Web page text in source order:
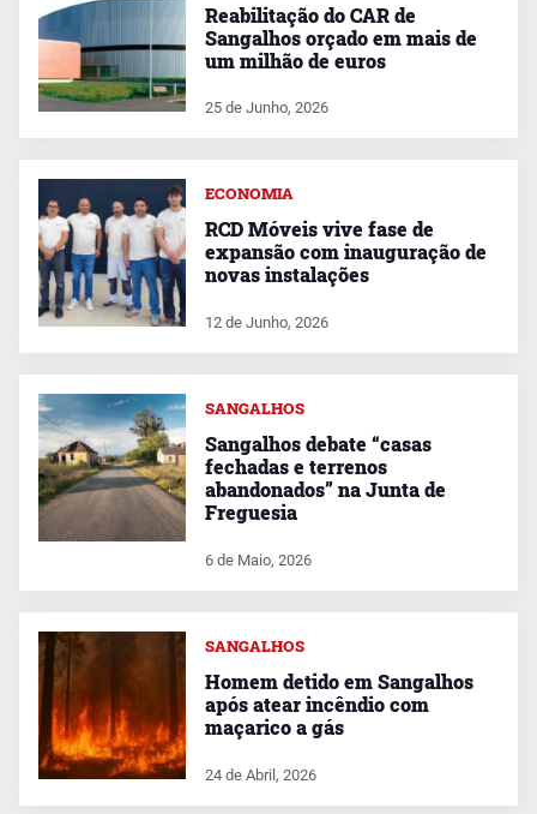
Reabilitação do CAR de
Sangalhos orçado em mais de
um milhão de euros
25 de Junho, 2026
ECONOMIA
RCD Móveis vive fase de
expansão com inauguração de
novas instalações
12 de Junho, 2026
SANGALHOS
Sangalhos debate “casas
fechadas e terrenos
abandonados” na Junta de
Freguesia
6 de Maio, 2026
SANGALHOS
Homem detido em Sangalhos
após atear incêndio com
maçarico a gás
24 de Abril, 2026